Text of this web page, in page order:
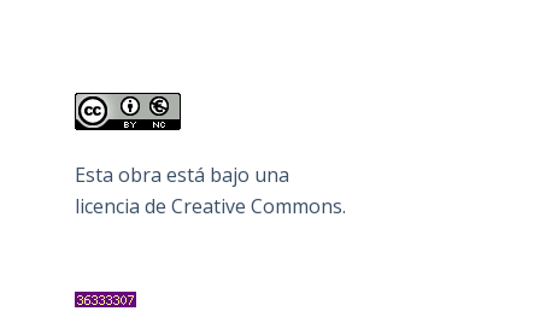
Esta obra está bajo una
licencia de Creative Commons.